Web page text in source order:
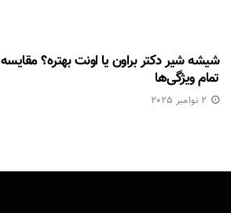
شیشه شیر دکتر براون یا اونت بهتره؟ مقایسه
تمام ویژگی‌ها
2 نوامبر 2025